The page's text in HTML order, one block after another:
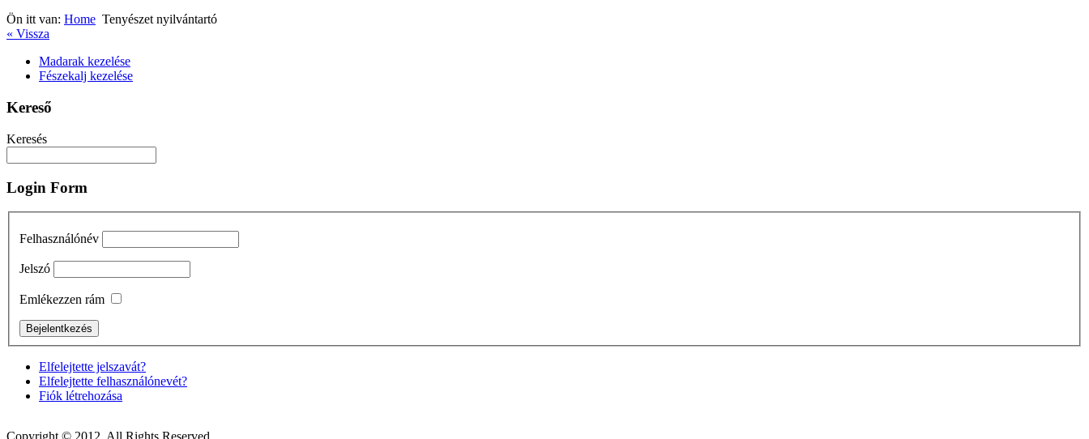
Ön itt van: Home Tenyészet nyilvántartó
« Vissza
Madarak kezelése
Fészekalj kezelése
Kereső
Keresés
Login Form
Felhasználónév
Jelszó
Emlékezzen rám
Elfelejtette jelszavát?
Elfelejtette felhasználónevét?
Fiók létrehozása
Copyright © 2012. All Rights Reserved.